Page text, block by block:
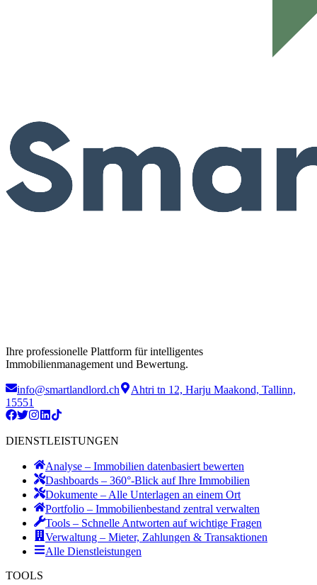
Ihre professionelle Plattform für intelligentes
Immobilienmanagement und Bewertung.
info@smartlandlord.ch
Ahtri tn 12, Harju Maakond, Tallinn,
15551
DIENSTLEISTUNGEN
Analyse – Immobilien datenbasiert bewerten
Dashboards – 360°-Blick auf Ihre Immobilien
Dokumente – Alle Unterlagen an einem Ort
Portfolio – Immobilienbestand zentral verwalten
Tools – Schnelle Antworten auf wichtige Fragen
Verwaltung – Mieter, Zahlungen & Transaktionen
Alle Dienstleistungen
TOOLS